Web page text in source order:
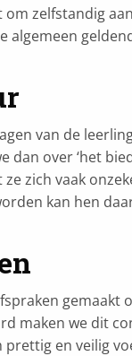
zelfstandig
algemeen
van de
dan over ‘het
zich vaak
kan hen
gemaakt
maken we dit
prettig en veilig